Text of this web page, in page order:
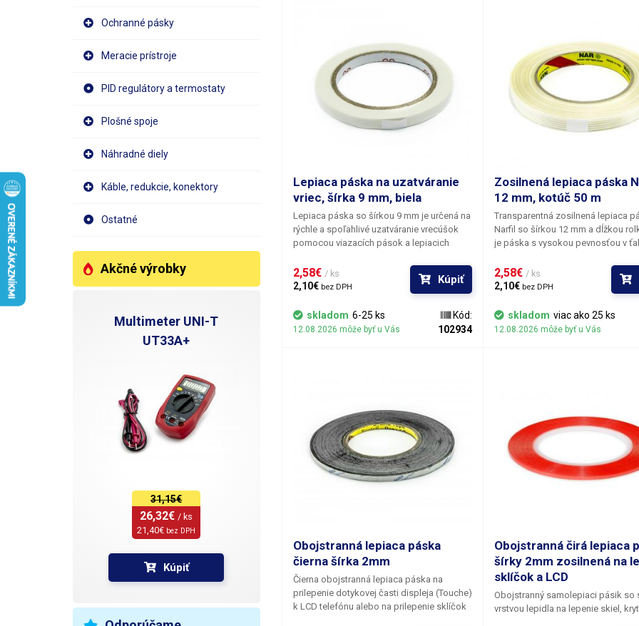
Ochranné pásky
Meracie prístroje
PID regulátory a termostaty
Plošné spoje
Náhradné diely
Káble, redukcie, konektory
Ostatné
Akčné výrobky
Multimeter UNI-T
UT33A+
31,15€
26,32€ / ks
21,40€ bez DPH
Kúpiť
Balenie:66 m rolka
Lepiaca páska na uzatváranie
vriec, šírka 9 mm, biela
Lepiaca páska so šírkou 9 mm je určená na
rýchle a spoľahlivé uzatváranie vrecúšok
pomocou viazacích pások a lepiacich
potravín, v maloobchode a v priemysle.
Páska je vyrobená z kvalitného PVC
materiálu, ktorý poskytuje dobrú pevnosť,
pružnosť a priľnavosť. Vďaka tomu pevne
drží na rôznych typoch obalových
materiálov a zároveň sa ľahko aplikuje.
2,58€ / ks
2,10€ bez DPH
Kúpiť
skladom 6-25 ks
12.08.2026 môže byť u Vás
Kód:
102934
Zosilnená lepiaca páska
12 mm, kotúč 50 m
Transparentná zosilnená lepiaca
Narfil so šírkou 12 mm a dĺžkou
je páska s vysokou pevnosťou v
pozdĺžne vystužená sklenenými
Páska je v pozdĺžnom smere
skleným vláknom. Páska je vhodná
upevňovanie nestabilných
zabezpečenie dverí proti
prepravy, na viazanie potrubí a
2,58€ / ks
2,10€ bez DPH
skladom viac ako 25 ks
12.08.2026 môže byť u Vás
Obojstranná lepiaca páska
čierna šírka 2mm
Čierna obojstranná lepiaca páska na
prilepenie dotykovej časti displeja (Touche)
k LCD telefónu alebo na prilepenie sklíčok
Obojstranná čirá lepiaca
šírky 2mm zosilnená na
sklíčok a LCD
Obojstranný samolepiaci pásik so
vrstvou lepidla na lepenie skiel,